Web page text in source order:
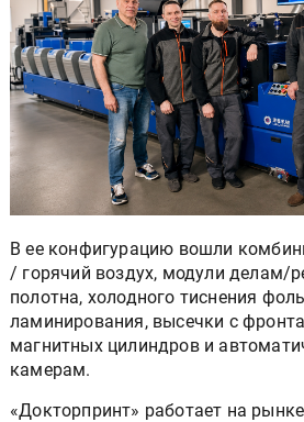
В ее конфигурацию вошли
/ горячий воздух, модули делам/
полотна, холодного тиснения
ламинирования, высечки с
магнитных цилиндров и
камерам.
«Докторпринт» работает на